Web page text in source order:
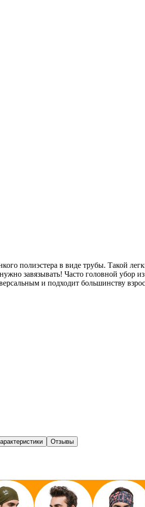
полиэстера в виде трубы. Такой
завязывать! Часто головной убор
и подходит большинству
Отзывы